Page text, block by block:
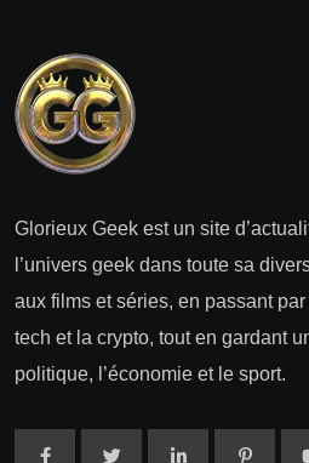
Glorieux Geek est un site
l’univers geek dans toute sa
aux films et séries, en passant
tech et la crypto, tout en gardant
politique, l’économie et le sport.